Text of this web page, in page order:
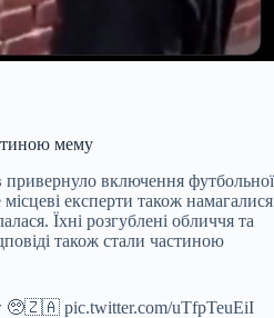
мему
привернуло включення футбольної
експерти також намагалися
Їхні розгублені обличчя та
також стали частиною
🥺🇿🇦 pic.twitter.com/uTfpTeuEiI